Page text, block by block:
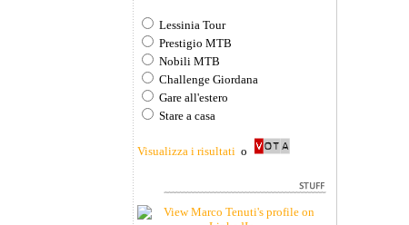
Lessinia Tour
Prestigio MTB
Nobili MTB
Challenge Giordana
Gare all'estero
Stare a casa
Visualizza i risultati o